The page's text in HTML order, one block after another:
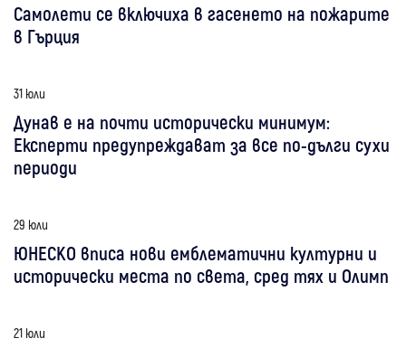
Самолети се включиха в гасенето на пожарите
в Гърция
31 юли
Дунав е на почти исторически минимум:
Експерти предупреждават за все по-дълги сухи
периоди
29 юли
ЮНЕСКО вписа нови емблематични културни и
исторически места по света, сред тях и Олимп
21 юли